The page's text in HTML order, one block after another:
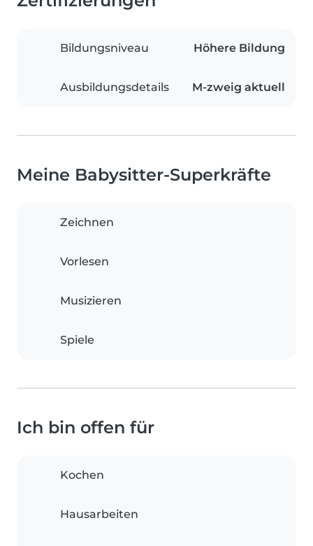
Bildungsniveau Höhere Bildung
Ausbildungsdetails M-zweig aktuell
Meine Babysitter-Superkräfte
Zeichnen
Vorlesen
Musizieren
Spiele
Ich bin offen für
Kochen
Hausarbeiten